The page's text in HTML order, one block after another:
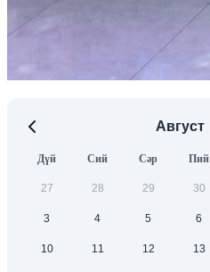
Август
Дүй Сий Сәр Пий
27 28 29 30
3 4 5 6
10 11 12 13